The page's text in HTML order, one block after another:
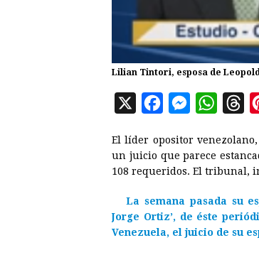
Lilian Tintori, esposa de
X
c
e
o
o
M
s
s
n
g
W
a
t
A
p
r
e
d
s
El líder opositor venezolano,
un juicio que parece
108 requeridos. El tribunal,
La semana pasada su
Jorge Ortiz’, de éste
Venezuela, el juicio de su